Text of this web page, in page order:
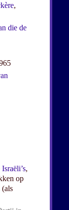
,
die de
,
op
(als